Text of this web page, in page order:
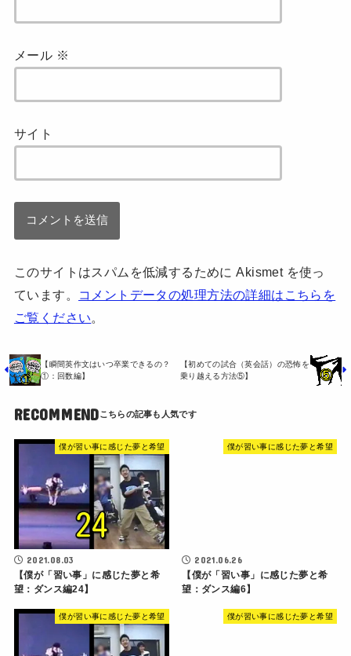
メール ※
サイト
このサイトはスパムを低減するために Akismet を使っ
ています。
コメントデータの処理方法の詳細はこちらを
ご覧ください。
【瞬間英作文はいつ卒業できるの？
①：回数編】
【初めての試合（英会話）の恐怖を
乗り越える方法⑤】
RECOMMEND
僕が習い事に感じた夢と希望
2021.08.03
【僕が「習い事」に感じた夢と希
望：ダンス編24】
僕が習い事に感じた夢と希望
2021.06.26
【僕が「習い事」に感じた夢と希
望：ダンス編6】
僕が習い事に感じた夢と希望 僕が習い事に感じた夢と希望